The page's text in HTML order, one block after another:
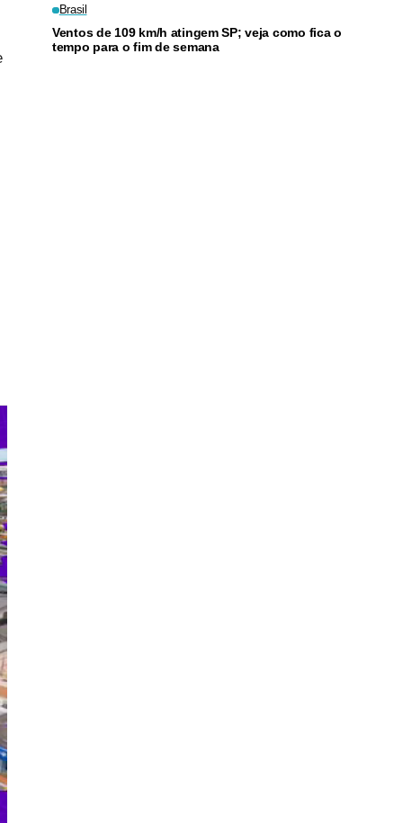
Brasil
Ventos de 109 km/h atingem SP; veja como fica o
tempo para o fim de semana